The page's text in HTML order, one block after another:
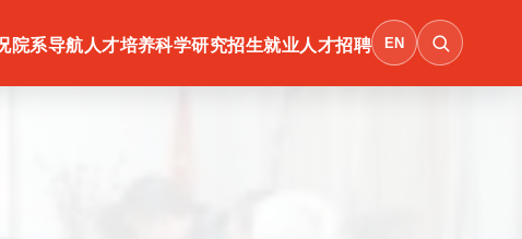
院系导航 人才培养科学研究招生就业人才招聘 EN